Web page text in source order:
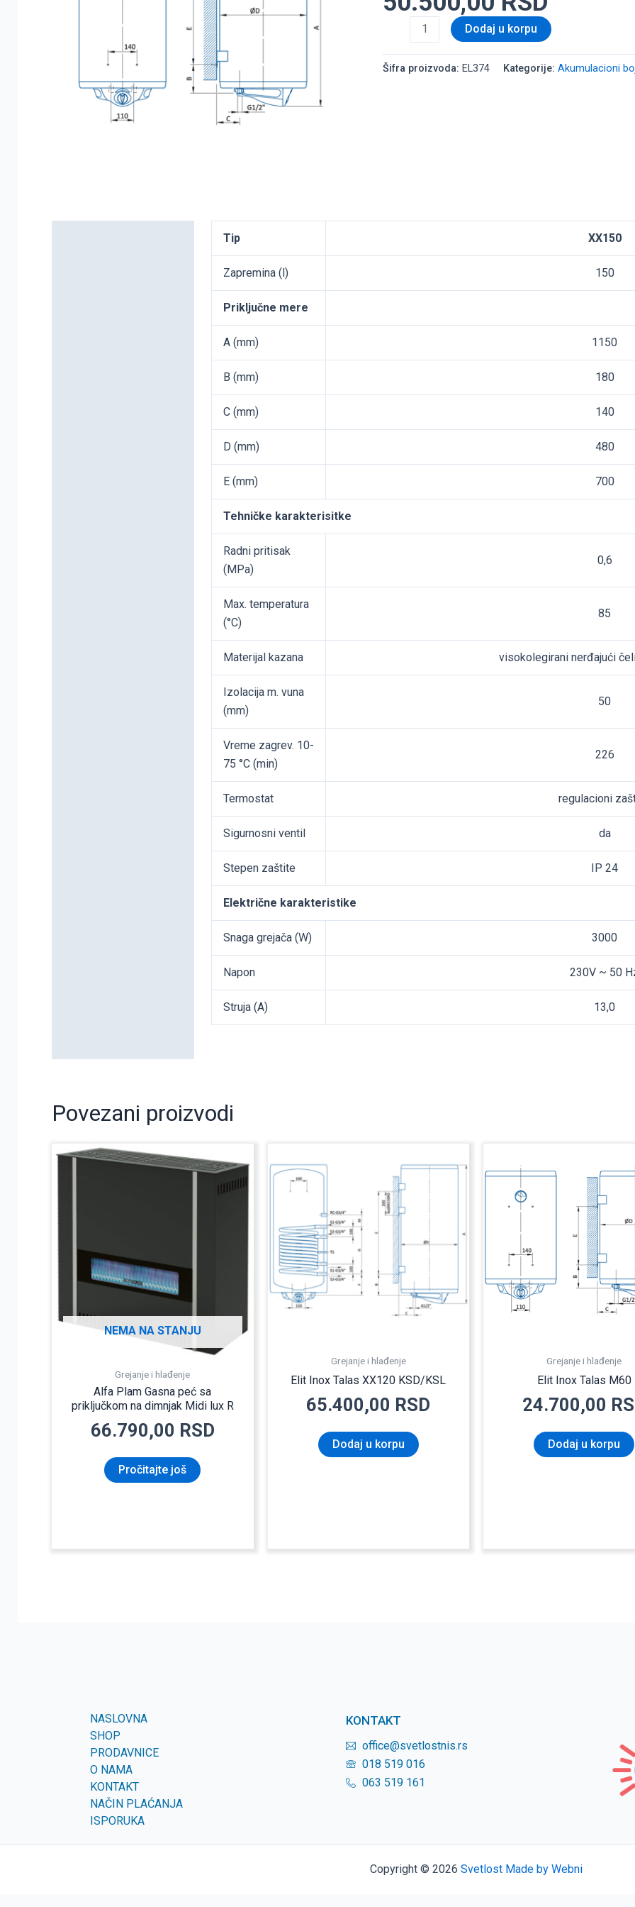
Dodaj u korpu
Šifra proizvoda:EL374 Kategorije:Akumulacioni
Tip XX150
Zapremina (l) 150
Priključne mere
A (mm) 1150
B (mm) 180
C (mm) 140
D (mm) 480
E (mm) 700
Tehničke karakterisitke
Radni pritisak
(MPa)
0,6
Max. temperatura
(°C)
85
Materijal kazana visokolegirani nerđajući
Izolacija m. vuna
(mm)
50
Vreme zagrev. 10-
75 °C (min)
226
Termostat regulacioni
Sigurnosni ventil da
Stepen zaštite IP 24
Električne karakteristike
Snaga grejača (W) 3000
Napon 230V ~ 50
Struja (A) 13,0
Povezani proizvodi
NEMA NA STANJU
Grejanje i hlađenje
Alfa Plam Gasna peć sa
priključkom na dimnjak Midi lux R
66.790,00 RSD
Pročitajte još
Grejanje i hlađenje
Elit Inox Talas XX120 KSD/KSL
65.400,00 RSD
Dodaj u korpu
Grejanje i hlađenje
Elit Inox Talas M60
24.700,00
Dodaj u korpu
NASLOVNA
SHOP
PRODAVNICE
O NAMA
KONTAKT
NAČIN PLAĆANJA
ISPORUKA
KONTAKT
office@svetlostnis.rs
018 519 016
063 519 161
Copyright © 2026 Svetlost Made by Webni